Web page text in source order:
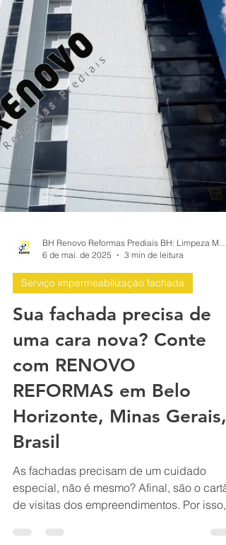
3 min de leitura
Serviço impermeabilização fachada
Sua fachada precisa de
uma cara nova? Conte
com RENOVO
REFORMAS em Belo
Horizonte, Minas Gerais,